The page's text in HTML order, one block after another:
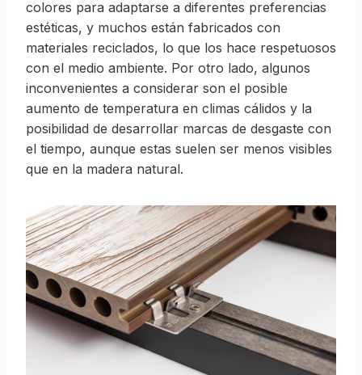
colores para adaptarse a diferentes preferencias
estéticas, y muchos están fabricados con
materiales reciclados, lo que los hace respetuosos
con el medio ambiente. Por otro lado, algunos
inconvenientes a considerar son el posible
aumento de temperatura en climas cálidos y la
posibilidad de desarrollar marcas de desgaste con
el tiempo, aunque estas suelen ser menos visibles
que en la madera natural.